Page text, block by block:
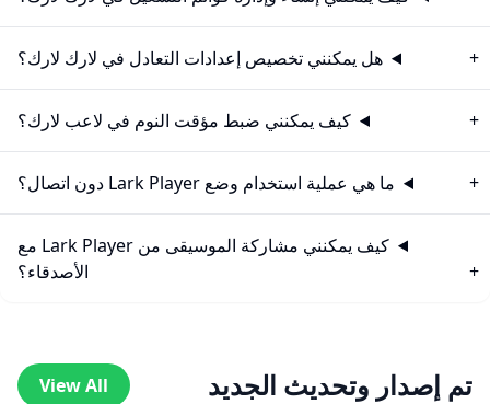
هل يمكنني تخصيص إعدادات التعادل في لارك لارك؟
كيف يمكنني ضبط مؤقت النوم في لاعب لارك؟
ما هي عملية استخدام وضع Lark Player دون اتصال؟
كيف يمكنني مشاركة الموسيقى من Lark Player مع
الأصدقاء؟
تم إصدار وتحديث الجديد View All